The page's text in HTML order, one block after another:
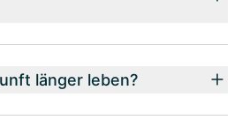
länger leben?